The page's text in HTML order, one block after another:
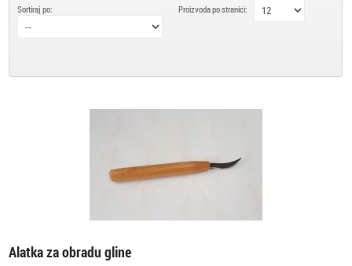
Sortiraj po: Proizvoda po stranici:
Alatka za obradu gline